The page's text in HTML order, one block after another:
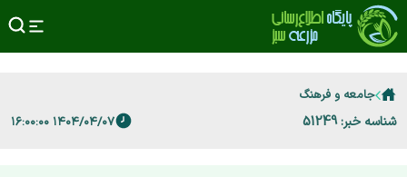
جامعه و فرهنگ
شناسه خبر: 51249 ۱۴۰۴/۰۴/۰۷ ۱۶:۰۰:۰۰